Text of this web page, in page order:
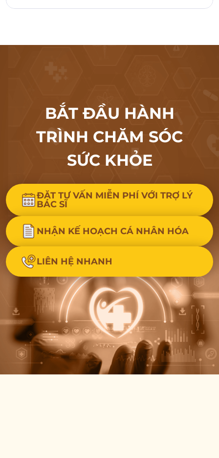
BẮT ĐẦU HÀNH
TRÌNH CHĂM SÓC
SỨC KHỎE
ĐẶT TƯ VẤN MIỄN PHÍ VỚI TRỢ LÝ
BÁC SĨ
NHẬN KẾ HOẠCH CÁ NHÂN HÓA
LIÊN HỆ NHANH